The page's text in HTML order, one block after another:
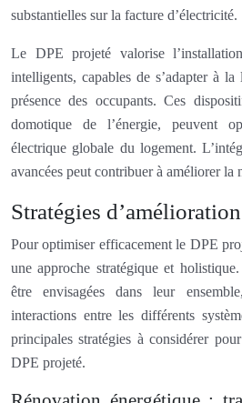
substantielles sur la facture d’électricité.
Le DPE projeté valorise
intelligents, capables de s’adapter à
présence des occupants. Ces
domotique de l’énergie, peuvent
électrique globale du logement.
avancées peut contribuer à améliorer la
Stratégies
Pour optimiser efficacement le DPE
une approche stratégique et
être envisagées dans leur
interactions entre les différents
principales stratégies à considérer
DPE projeté.